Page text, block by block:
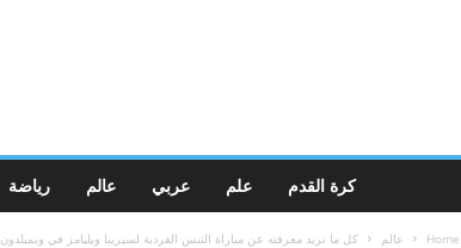
رياضة عالم عربي علم كرة القدم
Home عالم كل ما تريد معرفته عن مباراة التنس الفردية لسيرينا ويليامز في ويمبلدون